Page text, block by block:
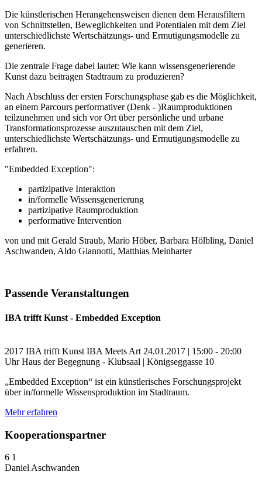
Die künstlerischen Herangehensweisen dienen dem Herausfiltern
von Schnittstellen, Beweglichkeiten und Potentialen mit dem Ziel
unterschiedlichste Wertschätzungs- und Ermutigungsmodelle zu
generieren.
Die zentrale Frage dabei lautet: Wie kann wissensgenerierende
Kunst dazu beitragen Stadtraum zu produzieren?
Nach Abschluss der ersten Forschungsphase gab es die Möglichkeit,
an einem Parcours performativer (Denk - )Raumproduktionen
teilzunehmen und sich vor Ort über persönliche und urbane
Transformationsprozesse auszutauschen mit dem Ziel,
unterschiedlichste Wertschätzungs- und Ermutigungsmodelle zu
erfahren.
"Embedded Exception":
partizipative Interaktion
in/formelle Wissensgenerierung
partizipative Raumproduktion
performative Intervention
von und mit Gerald Straub, Mario Höber, Barbara Hölbling, Daniel
Aschwanden, Aldo Giannotti, Matthias Meinharter
Passende Veranstaltungen
IBA trifft Kunst - Embedded Exception
2017 IBA trifft Kunst IBA Meets Art 24.01.2017 | 15:00 - 20:00
UhrHaus der Begegnung - Klubsaal | Königseggasse 10
„Embedded Exception“ ist ein künstlerisches Forschungsprojekt
über in/formelle Wissensproduktion im Stadtraum.
Mehr erfahren
Kooperationspartner
6 1
Daniel Aschwanden